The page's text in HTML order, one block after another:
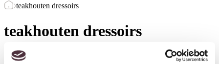
teakhouten dressoirs
teakhouten dressoirs